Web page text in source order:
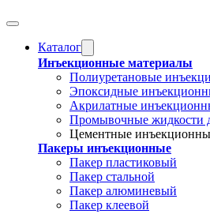
Каталог
Инъекционные материалы
Полиуретановые
Эпоксидные
Акрилатные
Промывочные жидкости
Цементные
Пакеры инъекционные
Пакер пластиковый
Пакер стальной
Пакер алюминевый
Пакер клеевой